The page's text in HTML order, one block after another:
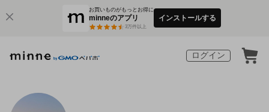
お買いものがもっとお得に
minneのアプリ
3万件以上
インストールする
ログイン